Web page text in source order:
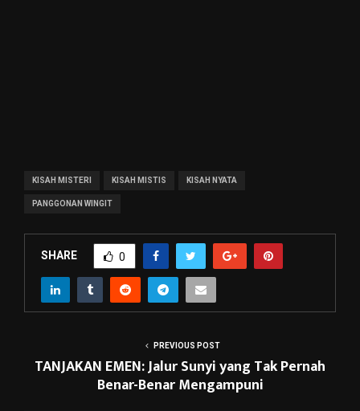
KISAH MISTERI KISAH MISTIS KISAH NYATA
PANGGONAN WINGIT
SHARE 0
PREVIOUS POST
TANJAKAN EMEN: Jalur Sunyi yang Tak Pernah
Benar-Benar Mengampuni